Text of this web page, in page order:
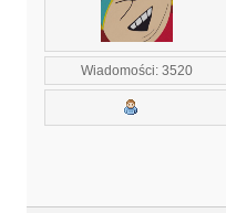
Wiadomości: 3520